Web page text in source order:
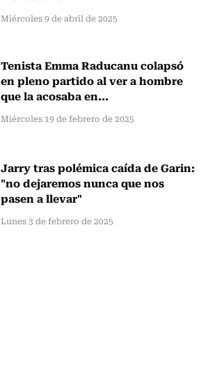
Miércoles 9 de abril de 2025
Tenista Emma Raducanu colapsó
en pleno partido al ver a hombre
que la acosaba en...
Miércoles 19 de febrero de 2025
Jarry tras polémica caída de Garin:
"no dejaremos nunca que nos
pasen a llevar"
Lunes 3 de febrero de 2025